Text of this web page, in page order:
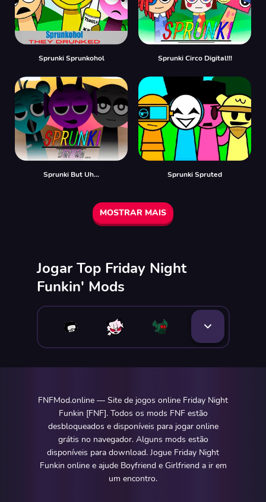
Sprunki Sprunkohol Sprunki Circo Digital!!!
Sprunki But Uh… Sprunki Spruted
MOSTRAR MAIS
Jogar Top Friday Night
Funkin' Mods
FNFMod.online — Site de jogos online Friday Night
Funkin [FNF]. Todos os mods FNF estão
desbloqueados e disponíveis para jogar online
grátis no navegador. Alguns mods estão
disponíveis para download. Jogue Friday Night
Funkin online e ajude Boyfriend e Girlfriend a ir em
um encontro.